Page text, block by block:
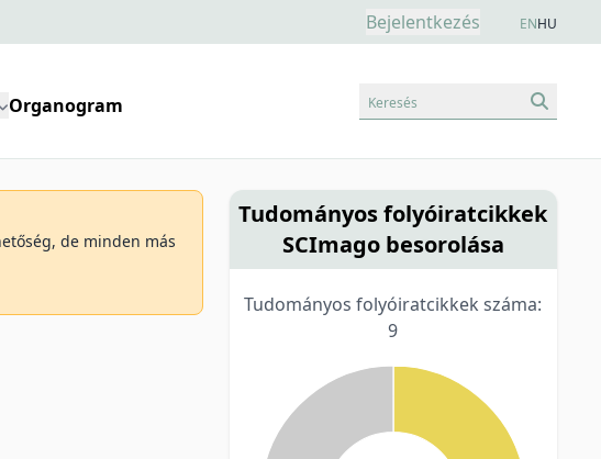
Bejelentkezés ENHU
Organogram Keresés
de minden más
Tudományos folyóiratcikkek
SCImago besorolása
Tudományos folyóiratcikkek száma:
9